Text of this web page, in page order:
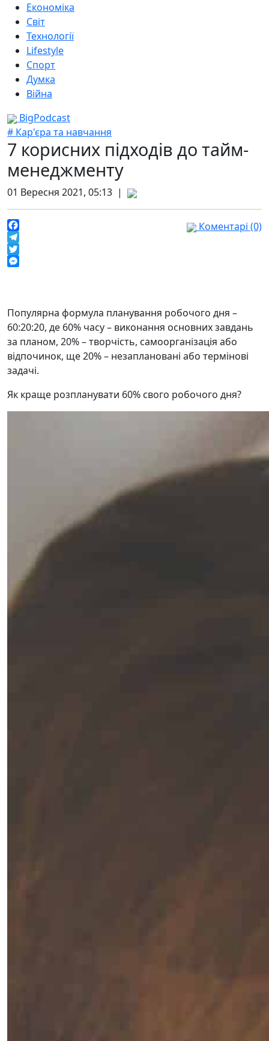
Економіка
Світ
Технології
Lifestyle
Спорт
Думка
Війна
BigPodcast
# Кар'єра та навчання
7 корисних підходів до тайм-
менеджменту
01 Вересня 2021, 05:13 |
Facebook
Telegram
Twitter
Коментарі (0)
Популярна формула планування робочого дня –
60:20:20, де 60% часу – виконання основних завдань
за планом, 20% – творчість, самоорганізація або
відпочинок, ще 20% – незаплановані або термінові
задачі.
Як краще розпланувати 60% свого робочого дня?